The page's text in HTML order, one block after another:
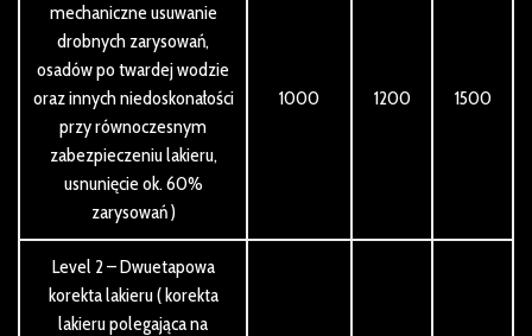
mechaniczne usuwanie
drobnych zarysowań,
osadów po twardej wodzie
oraz innych niedoskonałości
przy równoczesnym
zabezpieczeniu lakieru,
usnunięcie ok. 60%
zarysowań )
1000 1200 1500
Level 2 – Dwuetapowa
korekta lakieru ( korekta
lakieru polegająca na